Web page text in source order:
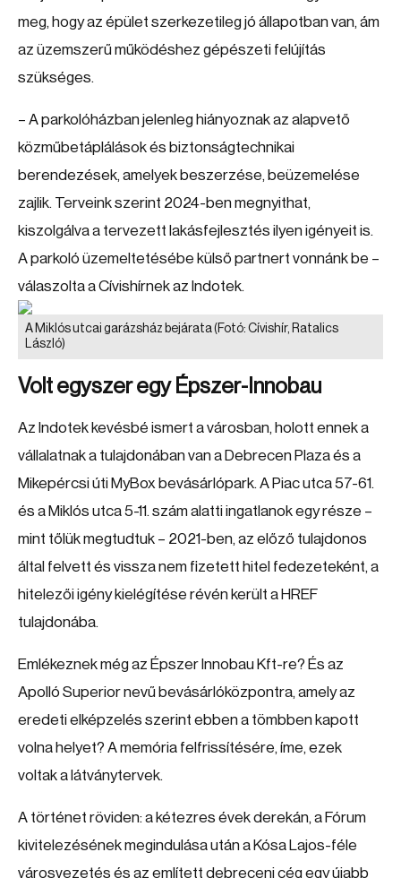
meg, hogy az épület szerkezetileg jó állapotban van, ám
az üzemszerű működéshez gépészeti felújítás
szükséges.
– A parkolóházban jelenleg hiányoznak az alapvető
közműbetáplálások és biztonságtechnikai
berendezések, amelyek beszerzése, beüzemelése
zajlik. Terveink szerint 2024-ben megnyithat,
kiszolgálva a tervezett lakásfejlesztés ilyen igényeit is.
A parkoló üzemeltetésébe külső partnert vonnánk be –
válaszolta a Cívishírnek az Indotek.
A Miklós utcai garázsház bejárata(Fotó: Cívishír, Ratalics
László)
Volt egyszer egy Épszer-Innobau
Az Indotek kevésbé ismert a városban, holott ennek a
vállalatnak a tulajdonában van a Debrecen Plaza és a
Mikepércsi úti MyBox bevásárlópark. A Piac utca 57-61.
és a Miklós utca 5-11. szám alatti ingatlanok egy része –
mint tőlük megtudtuk – 2021-ben, az előző tulajdonos
által felvett és vissza nem fizetett hitel fedezeteként, a
hitelezői igény kielégítése révén került a HREF
tulajdonába.
Emlékeznek még az Épszer Innobau Kft-re? És az
Apolló Superior nevű bevásárlóközpontra, amely az
eredeti elképzelés szerint ebben a tömbben kapott
volna helyet? A memória felfrissítésére, íme, ezek
voltak a látványtervek.
A történet röviden: a kétezres évek derekán, a Fórum
kivitelezésének megindulása után a Kósa Lajos-féle
városvezetés és az említett debreceni cég egy újabb